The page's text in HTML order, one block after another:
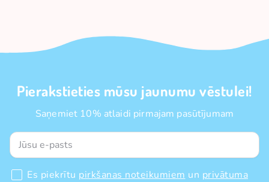
Pierakstieties mūsu jaunumu vēstulei!
Saņemiet 10% atlaidi pirmajam pasūtījumam
Es piekrītu pirkšanas noteikumiem un privātuma